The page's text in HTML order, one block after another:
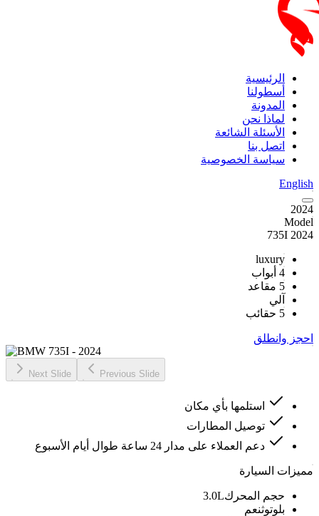
الرئيسية
أسطولنا
المدونة
لماذا نحن
الأسئلة الشائعة
اتصل بنا
سياسة الخصوصية
English
2024
Model
2024 735I
luxury
4 أبواب
5 مقاعد
آلي
5 حقائب
احجز وانطلق
Next Slide Previous Slide
استلمها بأي مكان
توصيل المطارات
دعم العملاء على مدار 24 ساعة طوال أيام الأسبوع
مميزات السيارة
حجم المحرك3.0L
بلوتوثنعم